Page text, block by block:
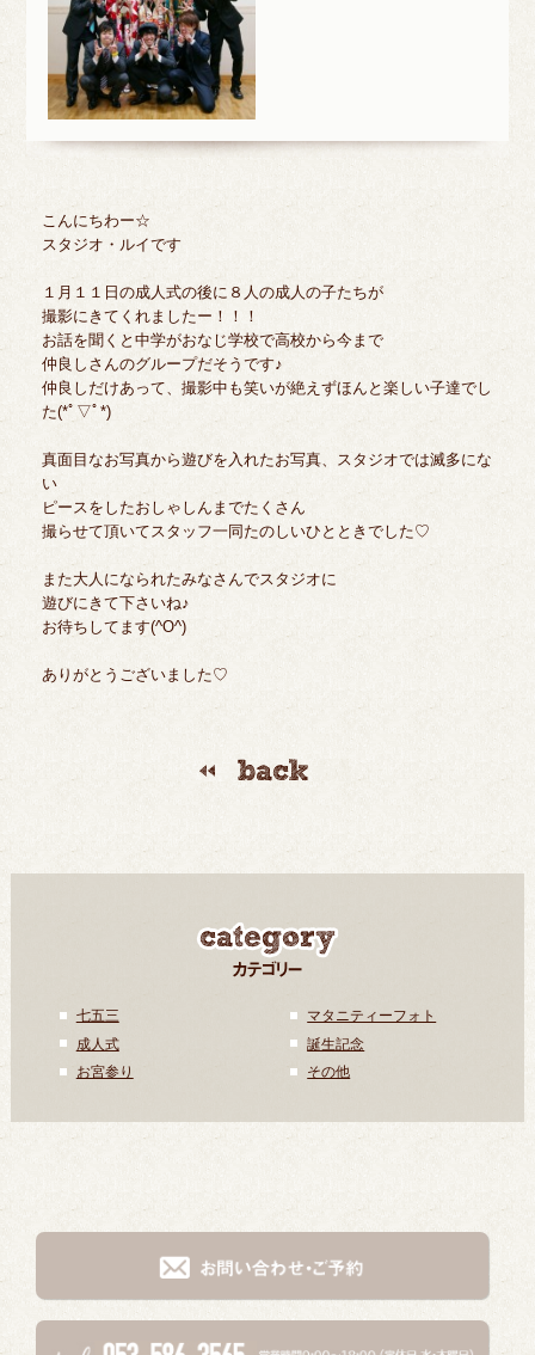
こんにちわー☆
スタジオ・ルイです
１月１１日の成人式の後に８人の成人の子たちが
撮影にきてくれましたー！！！
お話を聞くと中学がおなじ学校で高校から今まで
仲良しさんのグループだそうです♪
仲良しだけあって、撮影中も笑いが絶えずほんと楽しい子達でし
た(*ﾟ▽ﾟ*)
真面目なお写真から遊びを入れたお写真、スタジオでは滅多にな
い
ピースをしたおしゃしんまでたくさん
撮らせて頂いてスタッフ一同たのしいひとときでした♡
また大人になられたみなさんでスタジオに
遊びにきて下さいね♪
お待ちしてます(^O^)
ありがとうございました♡
七五三
成人式
お宮参り
マタニティーフォト
誕生記念
その他